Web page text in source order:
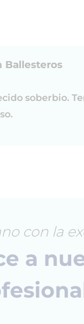
Ballesteros
soberbio.
con la
a